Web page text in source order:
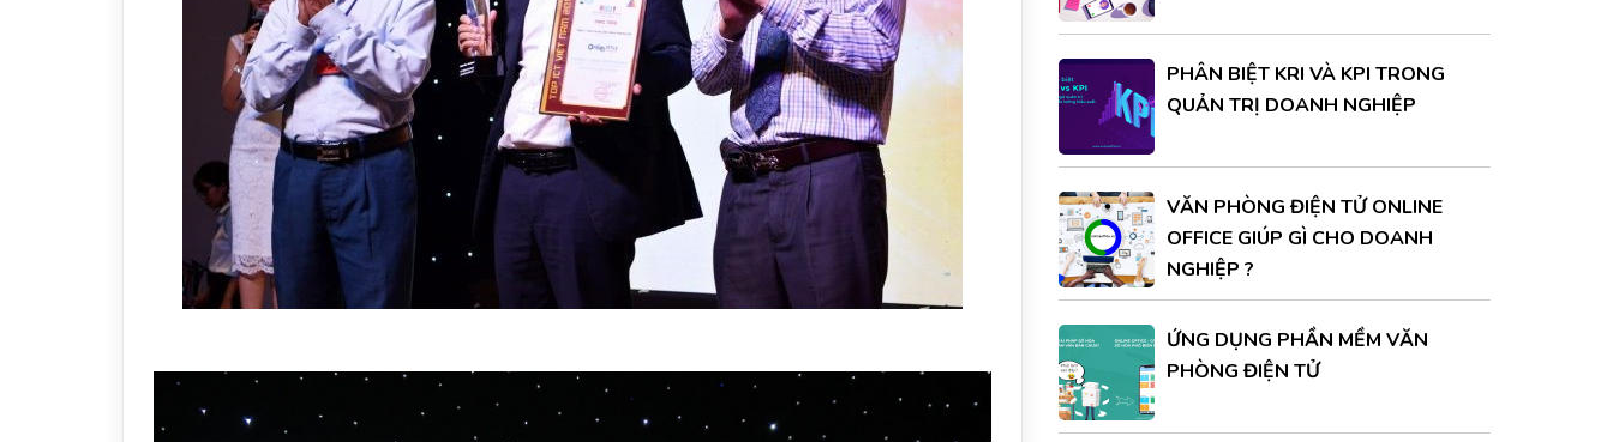
PHÂN BIỆT KRI VÀ KPI TRONG
QUẢN TRỊ DOANH NGHIỆP
VĂN PHÒNG ĐIỆN TỬ ONLINE
OFFICE GIÚP GÌ CHO DOANH
NGHIỆP ?
ỨNG DỤNG PHẦN MỀM VĂN
PHÒNG ĐIỆN TỬ